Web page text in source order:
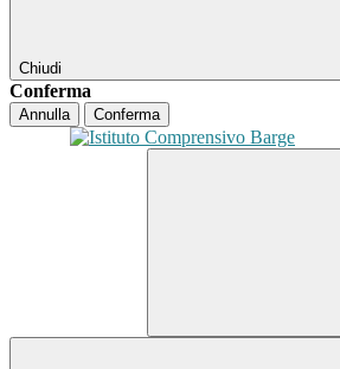
Chiudi
Conferma
Annulla Conferma